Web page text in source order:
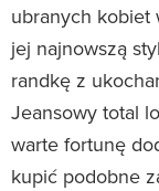
ubranych kobiet
jej najnowszą
randkę z
Jeansowy total
warte fortunę
kupić podobne